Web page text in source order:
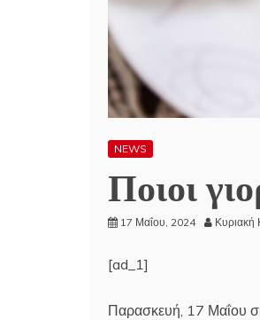
NEWS
Ποιοι
17 Μαΐου, 2024 Κυριακή
[ad_1]
Παρασκευή, 17 Μαΐου